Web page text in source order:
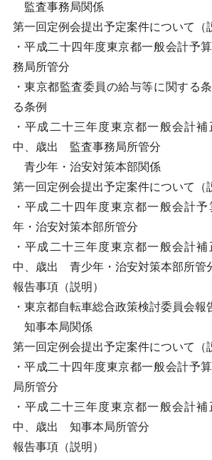
監査事務局関係
第一回定例会提出予定案件について（
・平成二十四年度東京都一般会計予
務局所管分
・東京都監査委員の給与等に関する
る条例
・平成二十三年度東京都一般会計補
中、歳出 監査事務局所管分
青少年・治安対策本部関係
第一回定例会提出予定案件について（
・平成二十四年度東京都一般会計
年・治安対策本部所管分
・平成二十三年度東京都一般会計補
中、歳出 青少年・治安対策本部所管
報告事項（説明）
・東京都自転車総合政策検討委員会報
知事本局関係
第一回定例会提出予定案件について（
・平成二十四年度東京都一般会計予
局所管分
・平成二十三年度東京都一般会計補
中、歳出 知事本局所管分
報告事項（説明）